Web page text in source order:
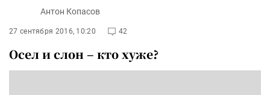
Антон Копасов
27 сентября 2016, 10:20 42
Осел и слон – кто хуже?